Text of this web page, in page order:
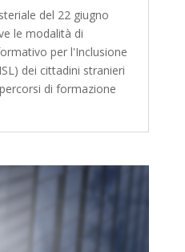
del 22 giugno
le modalità di
per l'Inclusione
dei cittadini stranieri
di formazione